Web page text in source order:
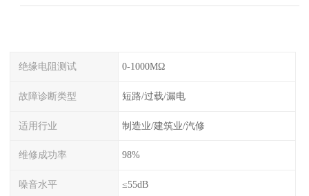
绝缘电阻测试 0-1000MΩ
故障诊断类型 短路/过载/漏电
适用行业 制造业/建筑业/汽修
维修成功率 98%
噪音水平 ≤55dB